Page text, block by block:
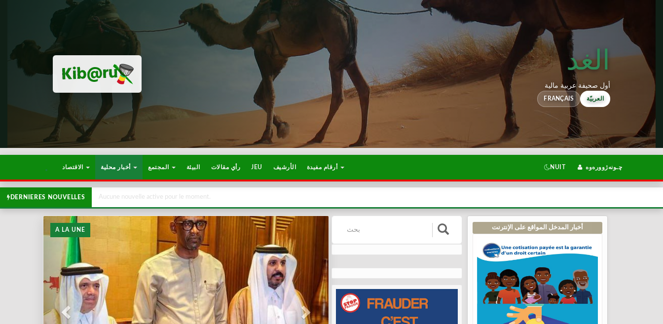
الغد
أول صحيفة عربية مالية
FRANÇAIS العربيّة
البيئة رأي مقالات JEU الأرشيف NUIT چـونەژوورەوە
DERNIERES NOUVELLES Aucune nouvelle active pour le moment.
A LA UNE أخبار المدخل المواقع على الإنترنت